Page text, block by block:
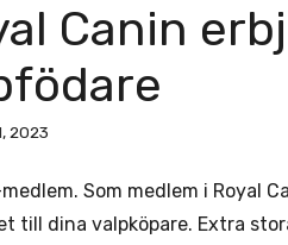
Canin
2023
medlem. Som medlem i Royal
till dina valpköpare. Extra